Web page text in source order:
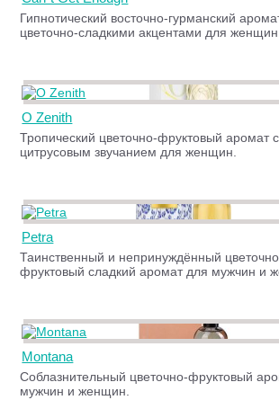
Гипнотический восточно-гурманский
цветочно-сладкими акцентами для
O Zenith
Тропический цветочно-фруктовый аромат с
цитрусовым звучанием для женщин.
Petra
Таинственный и непринуждённый
фруктовый сладкий аромат для мужчин и
Montana
Соблазнительный цветочно-фруктовый
мужчин и женщин.